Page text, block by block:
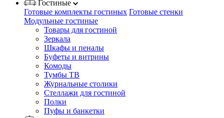
Гостиные
Готовые комплекты гостиных Готовые стенки
Модульные гостиные
Товары для гостиной
Зеркала
Шкафы и пеналы
Буфеты и витрины
Комоды
Тумбы ТВ
Журнальные столики
Стеллажи для гостиной
Полки
Пуфы и банкетки